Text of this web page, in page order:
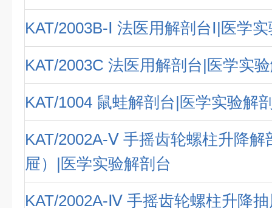
KAT/2003B-Ⅰ 法医用解剖台Ⅰ|医学
KAT/2003C 法医用解剖台|医学实
KAT/1004 鼠蛙解剖台|医学实验解
KAT/2002A-Ⅴ 手摇齿轮螺柱升降解
屉）|医学实验解剖台
KAT/2002A-Ⅳ 手摇齿轮螺柱升降